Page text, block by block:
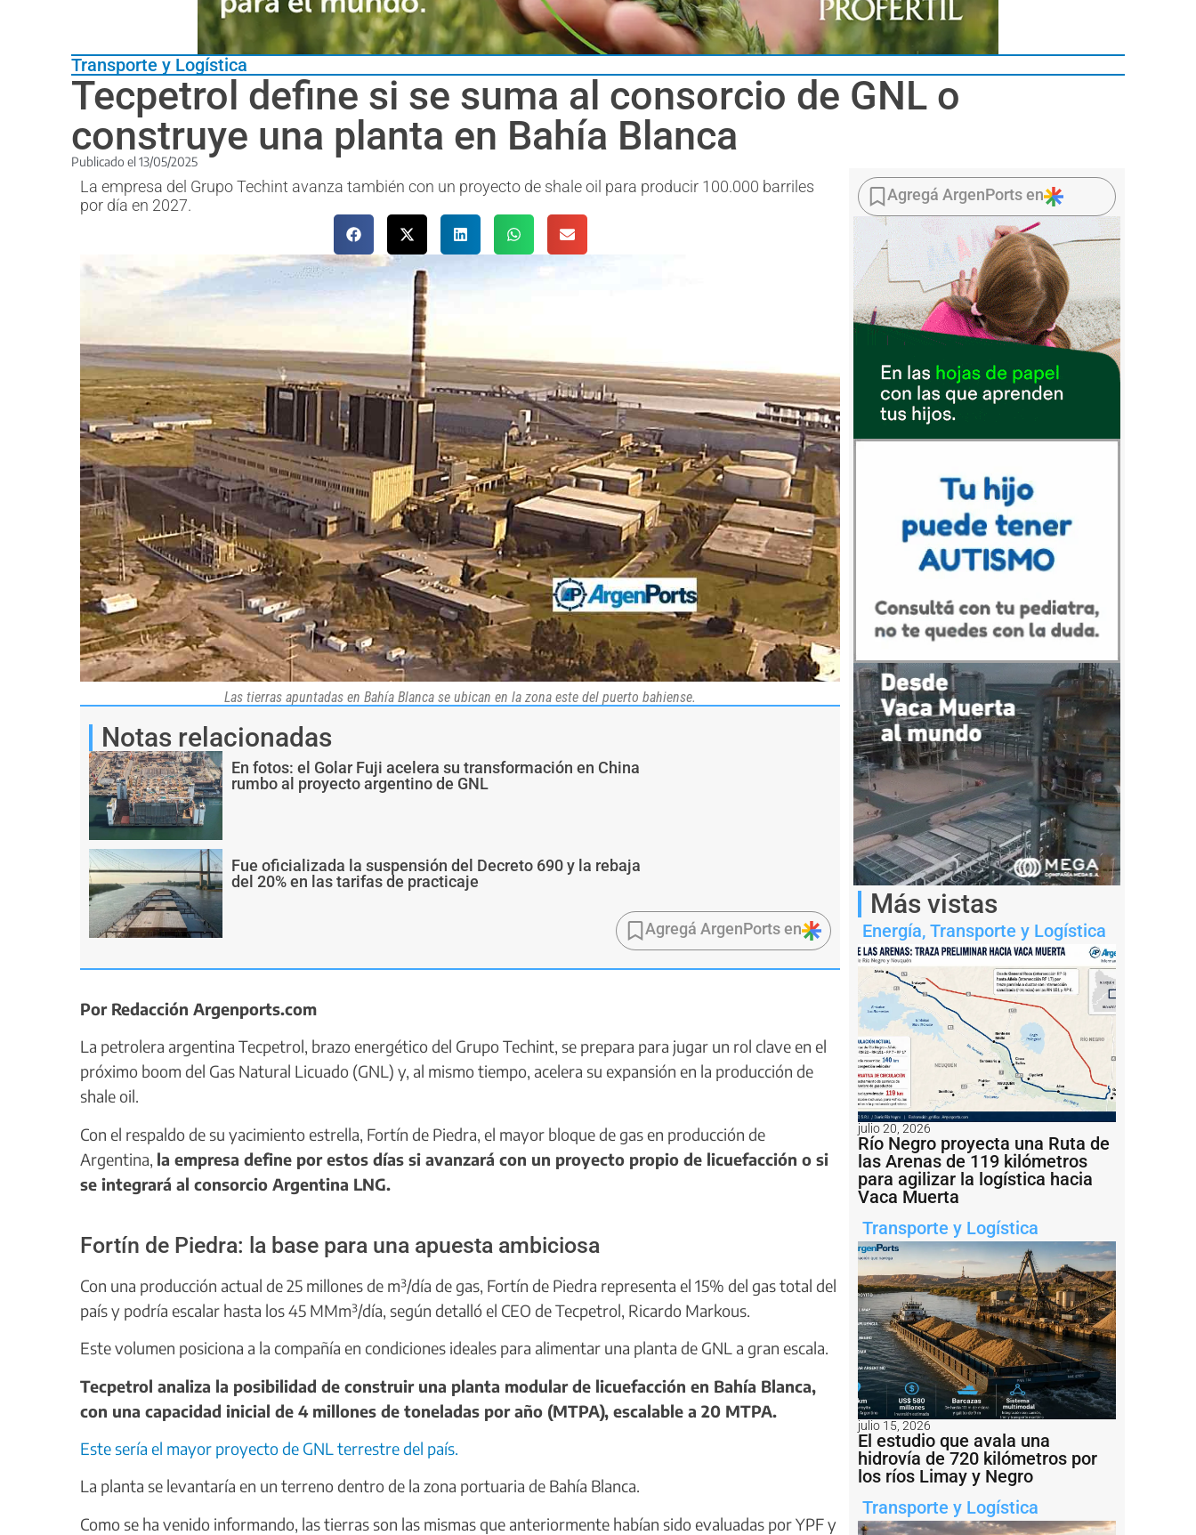
Transporte y Logística
Tecpetrol define si se suma al consorcio de GNL o
construye una planta en Bahía Blanca
Publicado el 13/05/2025
La empresa del Grupo Techint avanza también con un proyecto de shale oil para producir 100.000 barriles
por día en 2027.
Las tierras apuntadas en Bahía Blanca se ubican en la zona este del puerto bahiense.
Notas relacionadas
En fotos: el Golar Fuji acelera su transformación en China
rumbo al proyecto argentino de GNL
Fue oficializada la suspensión del Decreto 690 y la rebaja
del 20% en las tarifas de practicaje
Agregá ArgenPorts en
Por Redacción Argenports.com
La petrolera argentina Tecpetrol, brazo energético del Grupo Techint, se prepara para jugar un rol clave en el
próximo boom del Gas Natural Licuado (GNL) y, al mismo tiempo, acelera su expansión en la producción de
shale oil.
Con el respaldo de su yacimiento estrella, Fortín de Piedra, el mayor bloque de gas en producción de
Argentina, la empresa define por estos días si avanzará con un proyecto propio de licuefacción o si
se integrará al consorcio Argentina LNG.
Fortín de Piedra: la base para una apuesta ambiciosa
Con una producción actual de 25 millones de m³/día de gas, Fortín de Piedra representa el 15% del gas total del
país y podría escalar hasta los 45 MMm³/día, según detalló el CEO de Tecpetrol, Ricardo Markous.
Este volumen posiciona a la compañía en condiciones ideales para alimentar una planta de GNL a gran escala.
Tecpetrol analiza la posibilidad de construir una planta modular de licuefacción en Bahía Blanca,
con una capacidad inicial de 4 millones de toneladas por año (MTPA), escalable a 20 MTPA.
Este sería el mayor proyecto de GNL terrestre del país.
La planta se levantaría en un terreno dentro de la zona portuaria de Bahía Blanca.
Como se ha venido informando, las tierras son las mismas que anteriormente habían sido evaluadas por YPF y
Agregá ArgenPorts en
Más vistas
Energía, Transporte y Logística
julio 20, 2026
Río Negro proyecta una Ruta de
las Arenas de 119 kilómetros
para agilizar la logística hacia
Vaca Muerta
Transporte y Logística
julio 15, 2026
El estudio que avala una
hidrovía de 720 kilómetros por
los ríos Limay y Negro
Transporte y Logística